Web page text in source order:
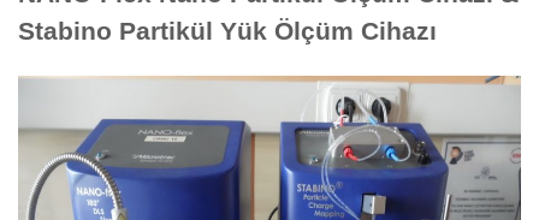
Stabino Partikül Yük Ölçüm Cihazı